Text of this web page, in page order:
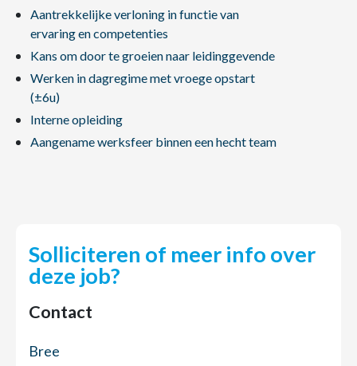
Aantrekkelijke verloning in functie van
ervaring en competenties
Kans om door te groeien naar leidinggevende
Werken in dagregime met vroege opstart
(±6u)
Interne opleiding
Aangename werksfeer binnen een hecht team
Solliciteren of meer info over
deze job?
Contact
Bree